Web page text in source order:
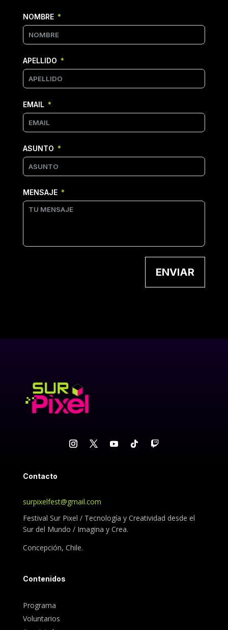
NOMBRE
APELLIDO
EMAIL
ASUNTO
MENSAJE
ENVIAR
Contacto
surpixelfest@gmail.com
Festival Sur Pixel / Tecnología y Creatividad desde el
Sur del Mundo / Imagina y Crea.
Concepción, Chile.
Contenidos
Programa
Voluntarios